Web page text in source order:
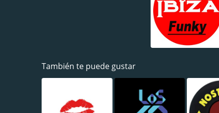
También te puede gustar